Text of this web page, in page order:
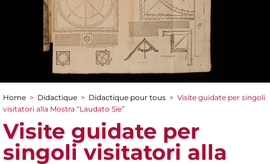
You are here
Home > Didactique > Didactique pour tous > Visite guidate per singoli
visitatori alla Mostra “Laudato Sie”
Visite guidate per
singoli visitatori alla